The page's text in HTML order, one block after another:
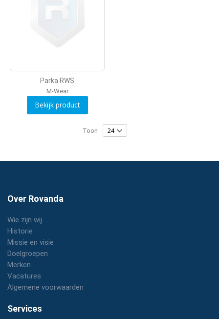
Parka RWS
M-Wear
Bekijk product
Toon
Over Rovanda
Wie zijn wij
Historie
Missie en visie
Doelgroepen
Merken
Vacatures
Algemene voorwaarden
Services